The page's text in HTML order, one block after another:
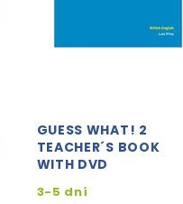
GUESS WHAT! 2
TEACHER´S BOOK
WITH DVD
3-5 dní